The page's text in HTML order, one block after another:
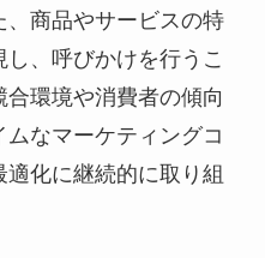
商品やサービスの特
、呼びかけを行うこ
環境や消費者の傾向
なマーケティングコ
化に継続的に取り組